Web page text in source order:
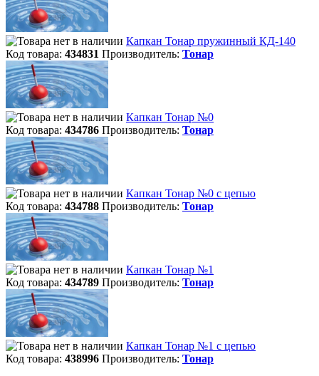
Капкан Тонар пружинный КД-140
Код товара: 434831 Производитель: Тонар
Капкан Тонар №0
Код товара: 434786 Производитель: Тонар
Капкан Тонар №0 с цепью
Код товара: 434788 Производитель: Тонар
Капкан Тонар №1
Код товара: 434789 Производитель: Тонар
Капкан Тонар №1 с цепью
Код товара: 438996 Производитель: Тонар